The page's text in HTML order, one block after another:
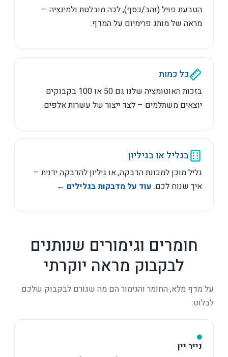
הטבעת פויל (זהב/כסף), לכה מובלטת ולמינציה –
מראה של מותג פרימיום על המדף.
כל כמות
בזכות האוטומציה שלנו גם 50 או 100 בקבוקים
יוצאים משתלמים – לצד ייצור של עשרות אלפים.
בגליל או בגיליון
גליל מוכן למכונת הדבקה, או גיליון להדבקה ידנית –
איך שנוח לכם. עוד על מדבקות בגלילים ←
חומרים וגימורים שנותנים
לבקבוק מראה יוקרתי
על מדף מלא, החומר והגימור הם מה שגורם לבקבוק שלכם
לבלוט:
נייר יין